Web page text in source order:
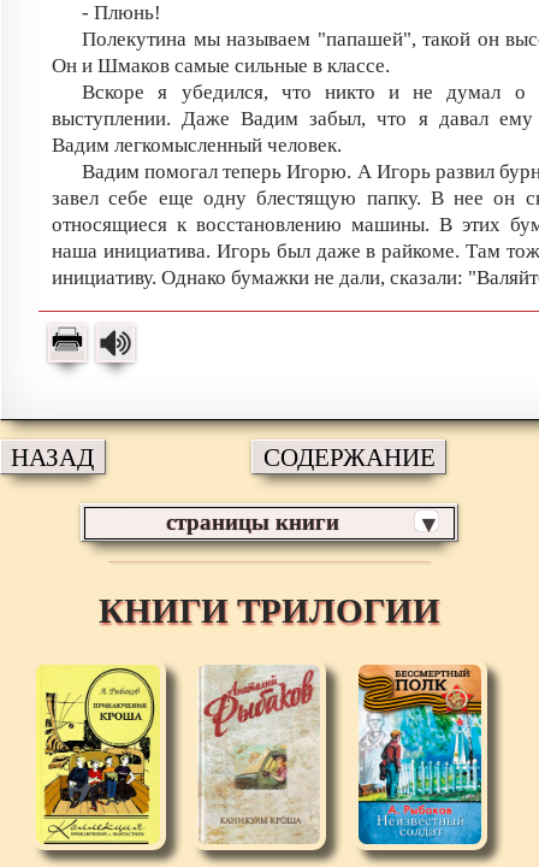
- Плюнь!
Полекутина мы называем "папашей", такой он
Он и Шмаков самые сильные в классе.
Вскоре я убедился, что никто и не думал о
выступлении. Даже Вадим забыл, что я давал
Вадим легкомысленный человек.
Вадим помогал теперь Игорю. А Игорь развил
завел себе еще одну блестящую папку. В нее он
относящиеся к восстановлению машины. В этих
наша инициатива. Игорь был даже в райкоме. Там
инициативу. Однако бумажки не дали, сказали:
НАЗАД СОДЕРЖАНИЕ
страницы книги ▼
КНИГИ ТРИЛОГИИ